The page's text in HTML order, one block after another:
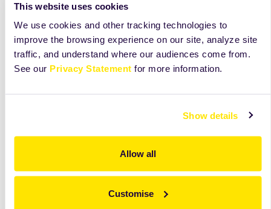
This website uses cookies
We use cookies and other tracking technologies to
improve the browsing experience on our site, analyze site
traffic, and understand where our audiences come from.
See our Privacy Statement for more information.
Show details
Allow all
Customise
Hotová termizovaná tvarohová náplň k přímému použití,
stálá kvalita a konzistence, snadné a rychlé použití, stabilita
trvanlivost.